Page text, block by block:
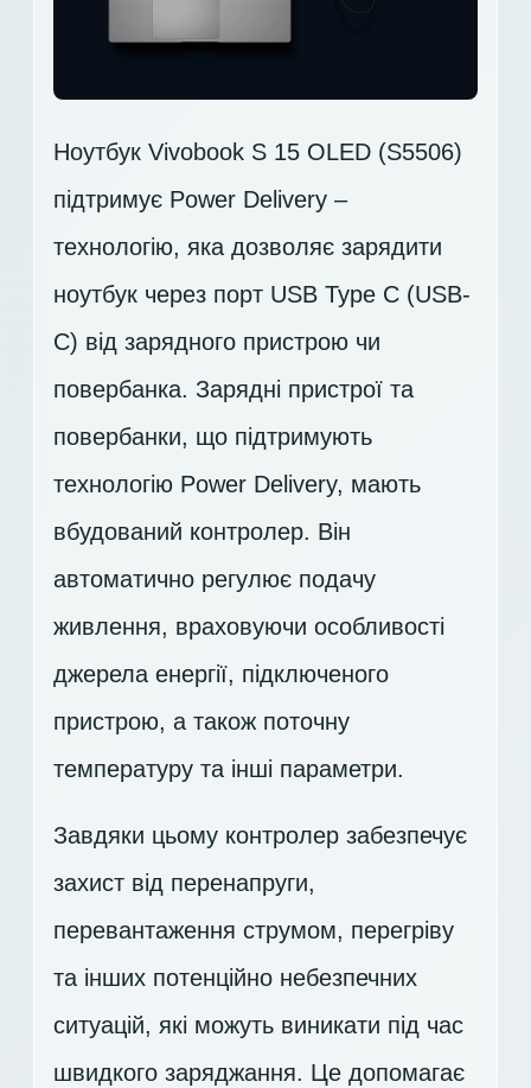
Ноутбук Vivobook S 15 OLED (S5506)
підтримує Power Delivery –
технологію, яка дозволяє зарядити
ноутбук через порт USB Type C (USB-
C) від зарядного пристрою чи
повербанка. Зарядні пристрої та
повербанки, що підтримують
технологію Power Delivery, мають
вбудований контролер. Він
автоматично регулює подачу
живлення, враховуючи особливості
джерела енергії, підключеного
пристрою, а також поточну
температуру та інші параметри.
Завдяки цьому контролер забезпечує
захист від перенапруги,
перевантаження струмом, перегріву
та інших потенційно небезпечних
ситуацій, які можуть виникати під час
швидкого заряджання. Це допомагає